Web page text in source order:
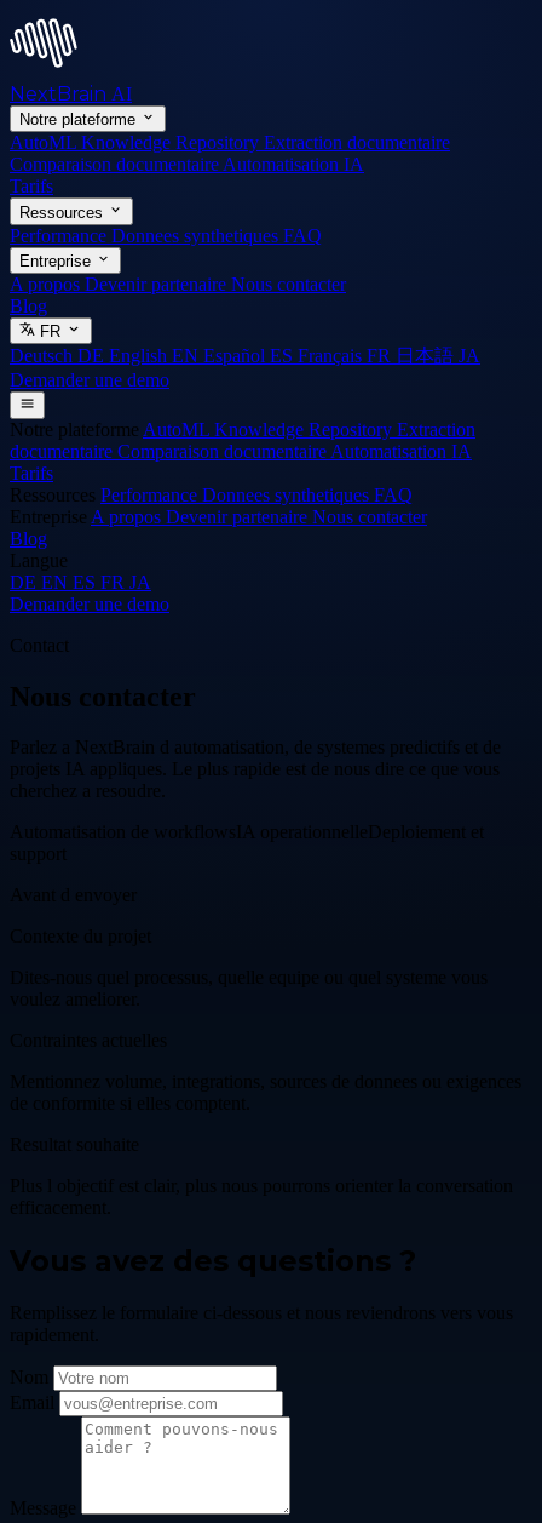
NextBrain AI
Notre plateforme
AutoML Knowledge Repository Extraction documentaire
Comparaison documentaire Automatisation IA
Tarifs
Ressources
Performance Donnees synthetiques FAQ
Entreprise
A propos Devenir partenaire Nous contacter
Blog
FR
Deutsch DE English EN Español ES Français FR 日本語 JA
Demander une demo
Notre plateforme AutoML Knowledge Repository Extraction
documentaire Comparaison documentaire Automatisation IA
Tarifs
Ressources Performance Donnees synthetiques FAQ
Entreprise A propos Devenir partenaire Nous contacter
Blog
Langue
DE EN ES FR JA
Demander une demo
Contact
Nous contacter
Parlez a NextBrain d automatisation, de systemes predictifs et de
projets IA appliques. Le plus rapide est de nous dire ce que vous
cherchez a resoudre.
Automatisation de workflows IA operationnelle Deploiement et
support
Avant d envoyer
Contexte du projet
Dites-nous quel processus, quelle equipe ou quel systeme vous
voulez ameliorer.
Contraintes actuelles
Mentionnez volume, integrations, sources de donnees ou exigences
de conformite si elles comptent.
Resultat souhaite
Plus l objectif est clair, plus nous pourrons orienter la conversation
efficacement.
Vous avez des questions ?
Remplissez le formulaire ci-dessous et nous reviendrons vers vous
rapidement.
Nom
Email
Message